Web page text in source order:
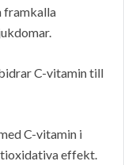
framkalla
C-vitamin till
C-vitamin i
effekt.